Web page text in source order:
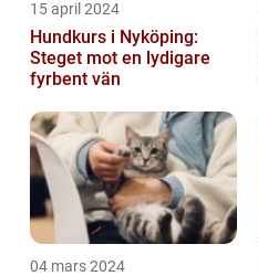
15 april 2024
Hundkurs i Nyköping:
Steget mot en lydigare
fyrbent vän
04 mars 2024